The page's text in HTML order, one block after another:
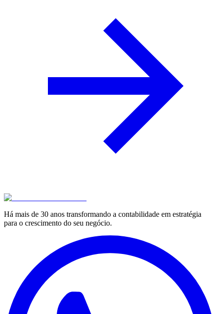
Há mais de 30 anos transformando a contabilidade em estratégia
para o crescimento do seu negócio.